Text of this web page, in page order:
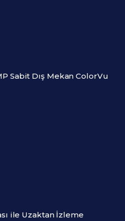
Sabit Dış Mekan ColorVu
ile Uzaktan İzleme